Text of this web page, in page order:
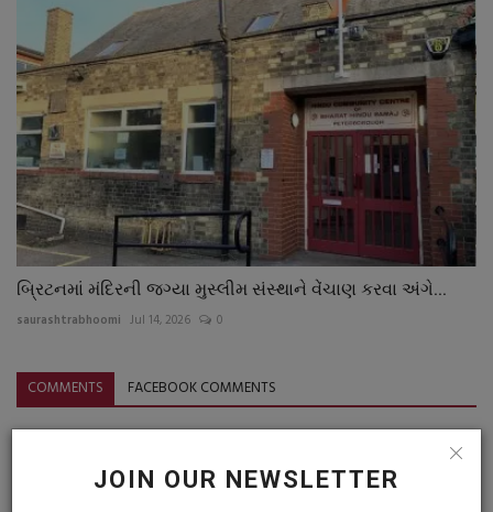
JOIN OUR NEWSLETTER
બ્રિટનમાં મંદિરની જગ્યા મુસ્લીમ સંસ્થાને વેંચાણ કરવા અંગે...
saurashtrabhoomi Jul 14, 2026 0
COMMENTS FACEBOOK COMMENTS